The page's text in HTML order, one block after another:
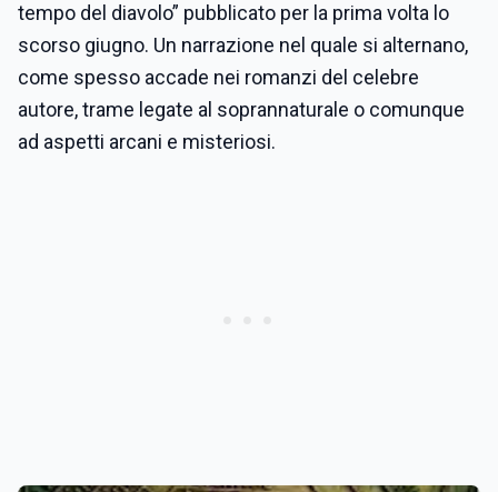
tempo del diavolo” pubblicato per la prima volta lo
scorso giugno. Un narrazione nel quale si alternano,
come spesso accade nei romanzi del celebre
autore, trame legate al soprannaturale o comunque
ad aspetti arcani e misteriosi.